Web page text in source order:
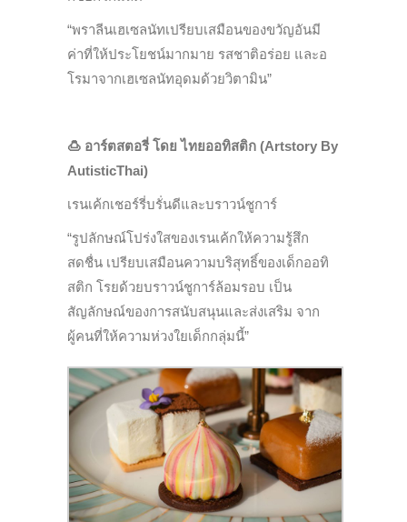
“พราลีนเฮเซลนัทเปรียบเสมือนของขวัญอันมี
ค่าที่ให้ประโยชน์มากมาย รสชาติอร่อย และอ
โรมาจากเฮเซลนัทอุดมด้วยวิตามิน”
🍮 อาร์ตสตอรี่ โดย ไทยออทิสติก (Artstory By
AutisticThai)
เรนเค้กเชอร์รี่บรั่นดีและบราวน์ชูการ์
“รูปลักษณ์โปร่งใสของเรนเค้กให้ความรู้สึก
สดชื่น เปรียบเสมือนความบริสุทธิ์ของเด็กออทิ
สติก โรยด้วยบราวน์ชูการ์ล้อมรอบ เป็น
สัญลักษณ์ของการสนับสนุนและส่งเสริม จาก
ผู้คนที่ให้ความห่วงใยเด็กกลุ่มนี้”